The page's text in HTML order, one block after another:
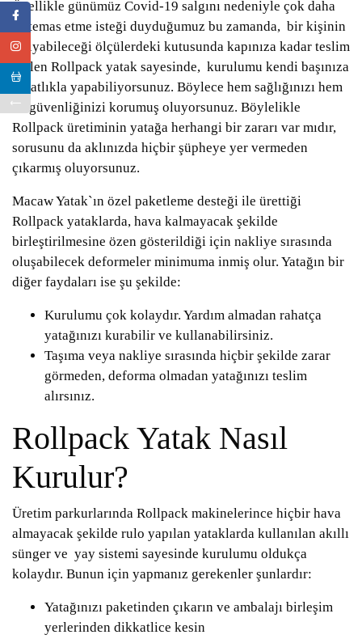
Özellikle günümüz Covid-19 salgını nedeniyle çok daha
az temas etme isteği duyduğumuz bu zamanda, bir kişinin
taşıyabileceği ölçülerdeki kutusunda kapınıza kadar teslim
edilen Rollpack yatak sayesinde, kurulumu kendi başınıza
rahatlıkla yapabiliyorsunuz. Böylece hem sağlığınızı hem
de güvenliğinizi korumuş oluyorsunuz. Böylelikle
Rollpack üretiminin yatağa herhangi bir zararı var mıdır,
sorusunu da aklınızda hiçbir şüpheye yer vermeden
çıkarmış oluyorsunuz.
Macaw Yatak`ın özel paketleme desteği ile ürettiği
Rollpack yataklarda, hava kalmayacak şekilde
birleştirilmesine özen gösterildiği için nakliye sırasında
oluşabilecek deformeler minimuma inmiş olur. Yatağın bir
diğer faydaları ise şu şekilde:
Kurulumu çok kolaydır. Yardım almadan rahatça
yatağınızı kurabilir ve kullanabilirsiniz.
Taşıma veya nakliye sırasında hiçbir şekilde zarar
görmeden, deforma olmadan yatağınızı teslim
alırsınız.
Rollpack Yatak Nasıl
Kurulur?
Üretim parkurlarında Rollpack makinelerince hiçbir hava
almayacak şekilde rulo yapılan yataklarda kullanılan akıllı
sünger ve yay sistemi sayesinde kurulumu oldukça
kolaydır. Bunun için yapmanız gerekenler şunlardır:
Yatağınızı paketinden çıkarın ve ambalajı birleşim
yerlerinden dikkatlice kesin